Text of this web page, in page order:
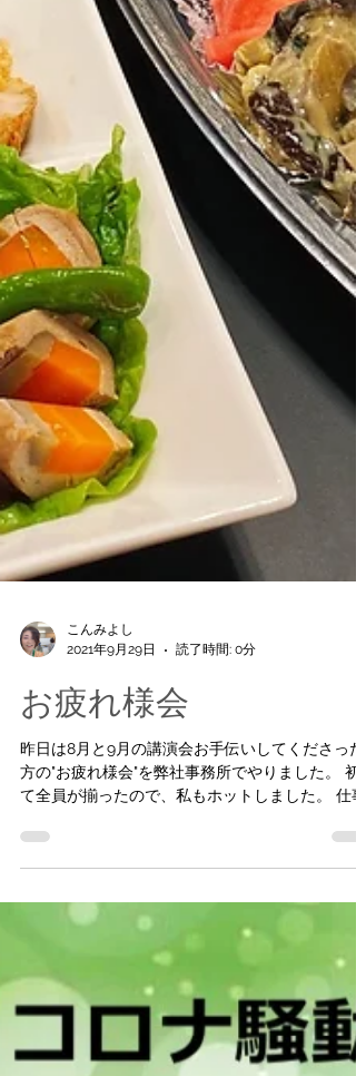
2021年9月29日
読了時間: 0分
お疲れ様会
昨日は8月と9月の講演会お手伝いしてくださった
て全員が揃ったので、私もホットしました。 仕
の都合でなって合わなかったり、 でも、お手伝
せん。 本当に助かっております。...